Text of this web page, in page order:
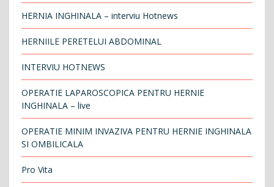
HERNIA INGHINALA – interviu Hotnews
HERNIILE PERETELUI ABDOMINAL
INTERVIU HOTNEWS
OPERATIE LAPAROSCOPICA PENTRU HERNIE
INGHINALA – live
OPERATIE MINIM INVAZIVA PENTRU HERNIE INGHINALA
SI OMBILICALA
Pro Vita